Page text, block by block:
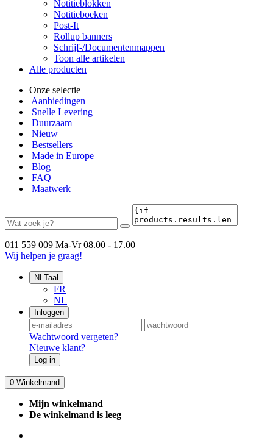
Notitieblokken
Notitieboeken
Post-It
Rollup banners
Schrijf-/Documentenmappen
Toon alle artikelen
Alle producten
Onze selectie
Aanbiedingen
Snelle Levering
Duurzaam
Nieuw
Bestsellers
Made in Europe
Blog
FAQ
Maatwerk
011 559 009 Ma-Vr 08.00 - 17.00
Wij helpen je graag!
NLTaal
FR
NL
Inloggen
Wachtwoord vergeten?
Nieuwe klant?
Log in
0 Winkelmand
Mijn winkelmand
De winkelmand is leeg